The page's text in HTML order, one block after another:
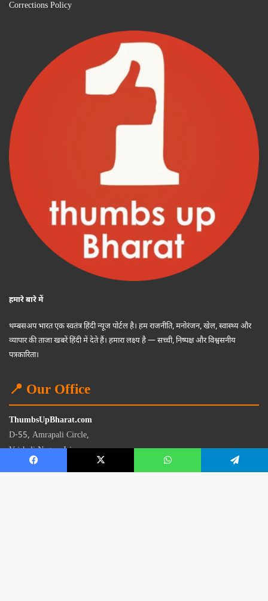
Corrections Policy
हमारे बारे में
थम्बसअप भारत एक स्वतंत्र हिंदी न्यूज पोर्टल है। हम राजनीति, मनोरंजन, खेल, स्वास्थ्य और
व्यापार की ताजा खबरें हिंदी में देते हैं। हमारा लक्ष्य है — सच्ची, निष्पक्ष और विश्वसनीय
पत्रकारिता।
📍 Our Office
ThumbsUpBharat.com
D-55, Amrapali Circle,
Vaishali Nagar, Jaipur
Rajasthan - 302021